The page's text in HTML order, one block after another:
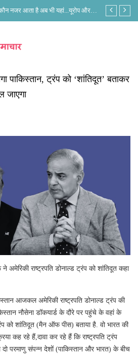
नजर आता है अब भी यहां...यूरोप और
लोकसभा
पाकिस्तान, ट्रंप को ‘शांतिदूत’ बताकर
जाएगा
अमेरिकी राष्ट्रपति डोनाल्ड ट्रंप को शांतिदूत कहा
आजकल अमेरिकी राष्ट्रपति डोनाल्ड ट्रंप की
नौसेना डॉकयार्ड के दौरे पर पहुंचे के वहां के
को शांतिदूत (मैन ऑफ पीस) बताया है. वो भारत की
कह रहे हैं,दावा कर रहे हैं कि राष्ट्रपति ट्रंप
दो परमाणु संपन्न देशों (पाकिस्तान और भारत) के बीच